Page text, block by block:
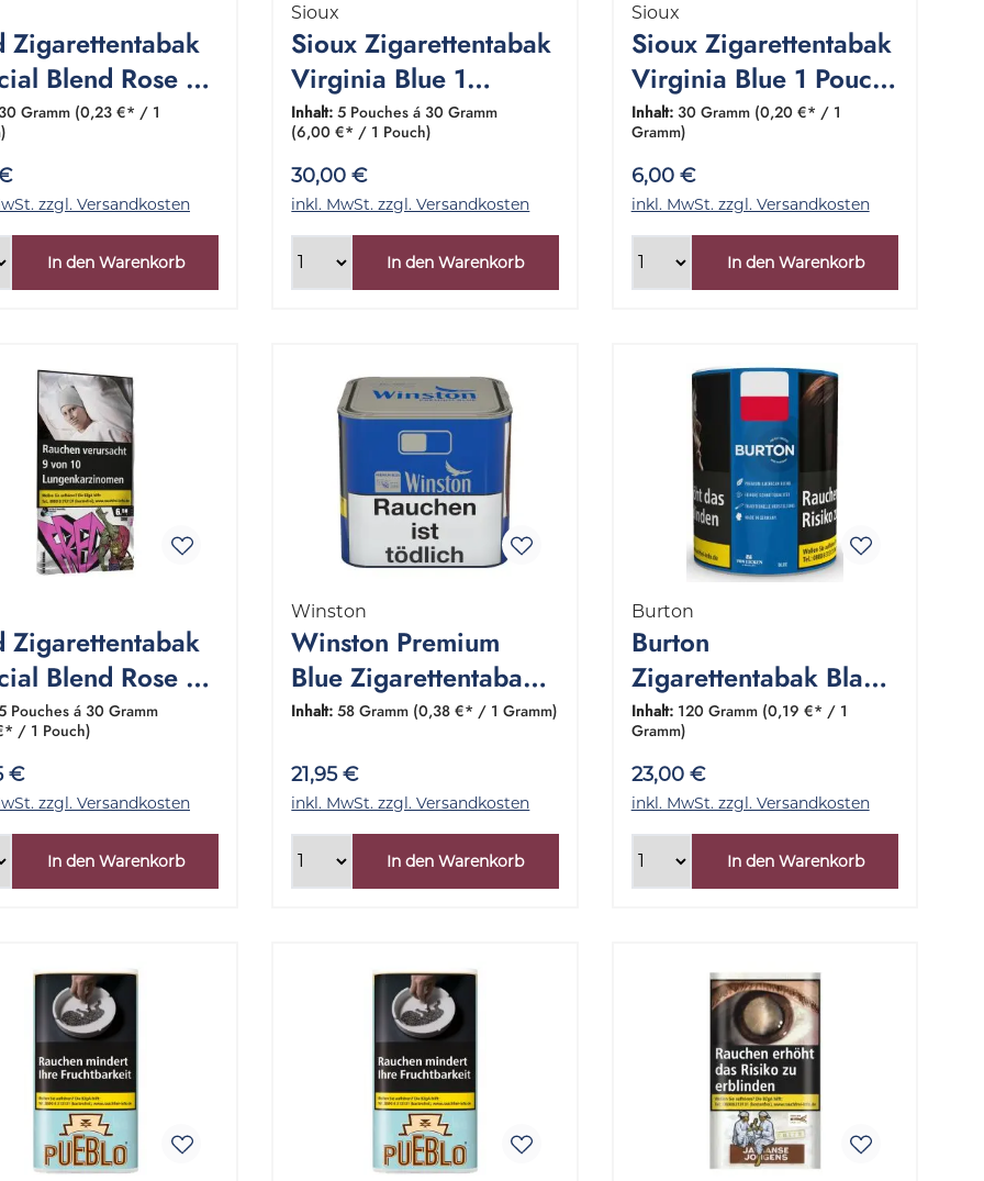
Zigarettentabak
Blend Rose 1
30 Gramm
30 Gramm (0,23 €* / 1
zzgl. Versandkosten
In den Warenkorb
Sioux
Sioux Zigarettentabak
Virginia Blue 1
Gebinde 5x30 Gramm
Inhalt:5 Pouches á 30 Gramm
(6,00 €* / 1 Pouch)
30,00 €
inkl. MwSt. zzgl. Versandkosten
In den Warenkorb
Sioux
Sioux Zigarettentabak
Virginia Blue 1 Pouch
30 Gramm
Inhalt: 30 Gramm (0,20 €* / 1
Gramm)
6,00 €
inkl. MwSt. zzgl. Versandkosten
In den Warenkorb
Zigarettentabak
Blend Rose 1
5x30 Gramm
Pouches á 30 Gramm
/ 1 Pouch)
€
zzgl. Versandkosten
In den Warenkorb
Winston
Winston Premium
Blue Zigarettentabak
S 1 Dose 58 Gramm
Inhalt:58 Gramm (0,38 €* / 1 Gramm)
21,95 €
inkl. MwSt. zzgl. Versandkosten
In den Warenkorb
Burton
Burton
Zigarettentabak Blau 1
Dose 120 Gramm
Inhalt: 120 Gramm (0,19 €* / 1
Gramm)
23,00 €
inkl. MwSt. zzgl. Versandkosten
In den Warenkorb